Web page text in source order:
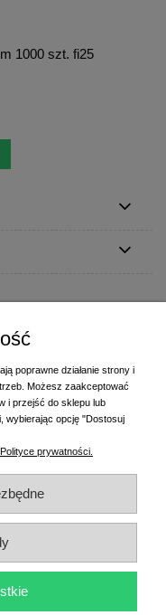
1000 szt. fi25
Plażowej)
etykiet
techniczne,biuro@randi.pl
poprawne działanie strony i
Możesz zaakceptować
i przejść do sklepu lub
wybierając opcję "Dostosuj
prywatności.